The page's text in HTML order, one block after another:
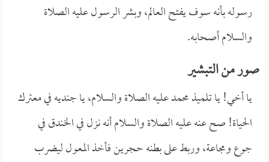
رسوله بأنه سوف يفتح العالم، وبشر الرسول عليه الصلاة
والسلام أصحابه.
صور من التبشير
يا أخي! يا تلميذ محمد عليه الصلاة والسلام، يا جنديه في معترك
الحياة! صح عنه عليه الصلاة والسلام أنه نزل في الخندق في
جوع ومجاعة، وربط على بطنه حجرين فأخذ المعول ليضرب